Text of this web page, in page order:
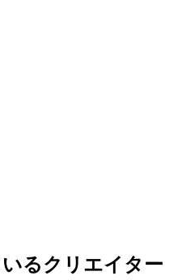
るクリエイター